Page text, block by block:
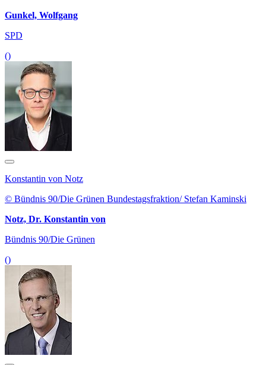
Gunkel, Wolfgang
SPD
()
Konstantin von Notz
© Bündnis 90/Die Grünen Bundestagsfraktion/ Stefan Kaminski
Notz, Dr. Konstantin von
Bündnis 90/Die Grünen
()